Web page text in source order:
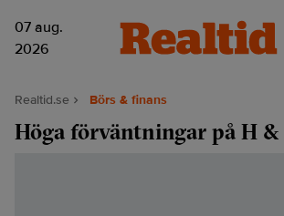
07 aug.
2026
Realtid.se Börs & finans
Höga förväntningar på H